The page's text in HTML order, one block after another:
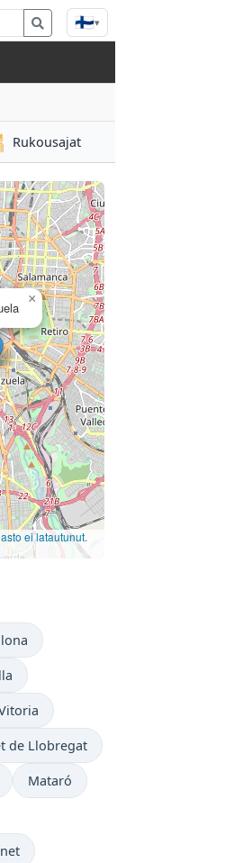
🇫🇮▾
Rukousajat
×
ei latautunut.
de Llobregat
Mataró